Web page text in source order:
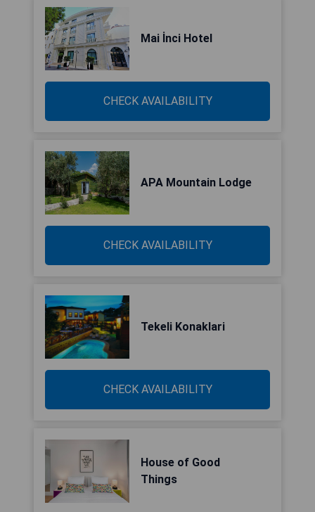
Mai İnci Hotel
CHECK AVAILABILITY
APA Mountain Lodge
CHECK AVAILABILITY
Tekeli Konaklari
CHECK AVAILABILITY
House of Good
Things